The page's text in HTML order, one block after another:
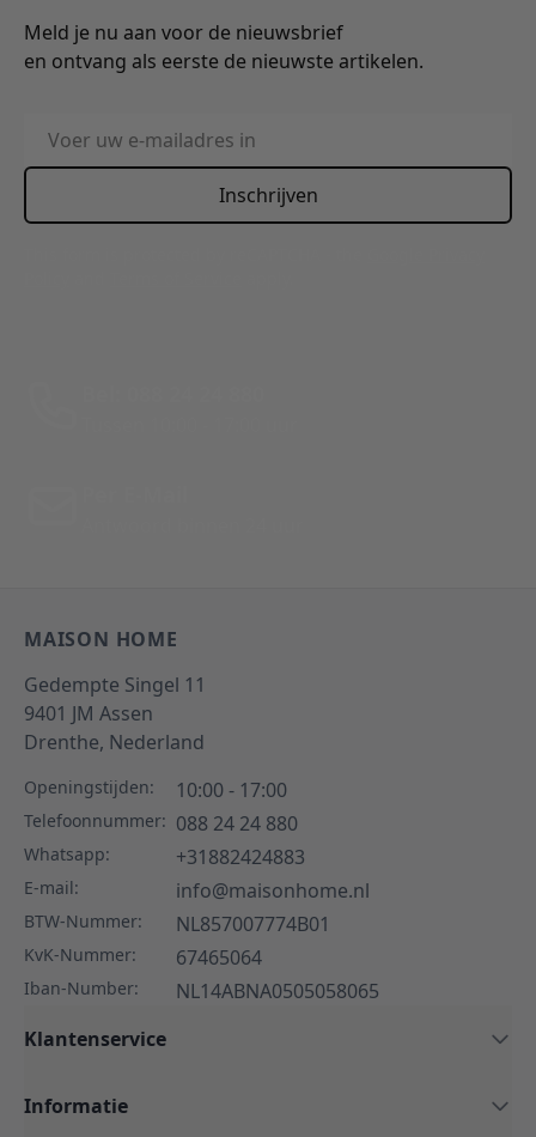
Meld je nu aan voor de nieuwsbrief
en ontvang als eerste de nieuwste artikelen.
E-mailadres
Inschrijven
MAISON HOME
Gedempte Singel 11
9401 JM Assen
Drenthe, Nederland
Openingstijden: 10:00 - 17:00
Telefoonnummer: 088 24 24 880
Whatsapp: +31882424883
E-mail: info@maisonhome.nl
BTW-Nummer: NL857007774B01
KvK-Nummer: 67465064
Iban-Number:
NL14ABNA0505058065
Klantenservice
Informatie